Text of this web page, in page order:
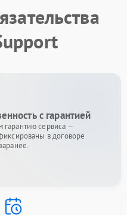
с гарантией
сервиса —
в договоре